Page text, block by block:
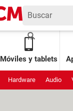
Móviles y tablets
Hardware Audio